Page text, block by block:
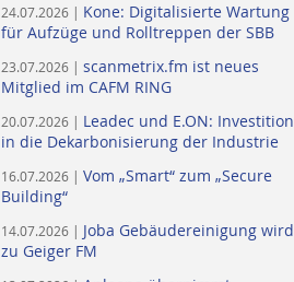
24.07.2026 | Kone: Digitalisierte Wartung
für Aufzüge und Rolltreppen der SBB
23.07.2026 | scanmetrix.fm ist neues
Mitglied im CAFM RING
20.07.2026 | Leadec und E.ON: Investition
in die Dekarbonisierung der Industrie
16.07.2026 | Vom „Smart“ zum „Secure
Building“
14.07.2026 | Joba Gebäudereinigung wird
zu Geiger FM